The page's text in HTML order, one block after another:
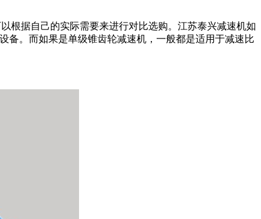
根据自己的实际需要来进行对比选购。江苏泰兴减速机如
备。而如果是单级锥齿轮减速机，一般都是适用于减速比